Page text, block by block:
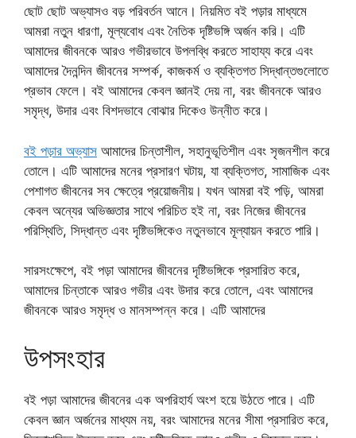
ছোট ছোট অভ্যাসও বড় পরিবর্তন আনে। নিয়মিত বই পড়ার মাধ্যমে
আমরা নতুন ধারণা, মূল্যবোধ এবং নৈতিক দৃষ্টিভঙ্গি অর্জন করি। এটি
আমাদের জীবনকে আরও গভীরভাবে উপলব্ধি করতে সাহায্য করে এবং
আমাদের দৈনন্দিন জীবনের সম্পর্ক, কাজকর্ম ও ব্যক্তিগত সিদ্ধান্তগুলোতে
প্রভাব ফেলে। বই আমাদের কেবল জ্ঞানই দেয় না, বরং জীবনকে আরও
সমৃদ্ধ, উদার এবং বিশদভাবে বোঝার দিকেও উন্নীত করে।
বই পড়ার অভ্যাস আমাদের চিন্তাশীল, সহানুভূতিশীল এবং সৃজনশীল করে
তোলে। এটি আমাদের মনের প্রসারণ ঘটায়, যা ব্যক্তিগত, সামাজিক এবং
পেশাগত জীবনের সব ক্ষেত্রে প্রয়োজনীয়। যখন আমরা বই পড়ি, আমরা
কেবল অন্যের অভিজ্ঞতার সাথে পরিচিত হই না, বরং নিজের জীবনের
পরিস্থিতি, সিদ্ধান্ত এবং দৃষ্টিভঙ্গিকেও নতুনভাবে মূল্যায়ন করতে পারি।
সারসংক্ষেপে, বই পড়া আমাদের জীবনের দৃষ্টিভঙ্গিকে প্রসারিত করে,
আমাদের চিন্তাকে আরও গভীর এবং উদার করে তোলে, এবং আমাদের
জীবনকে আরও সমৃদ্ধ ও মানসম্পন্ন করে। এটি আমাদের
উপসংহার
বই পড়া আমাদের জীবনের এক অপরিহার্য অংশ হয়ে উঠতে পারে। এটি
কেবল জ্ঞান অর্জনের মাধ্যম নয়, বরং আমাদের মনের সীমা প্রসারিত করে,